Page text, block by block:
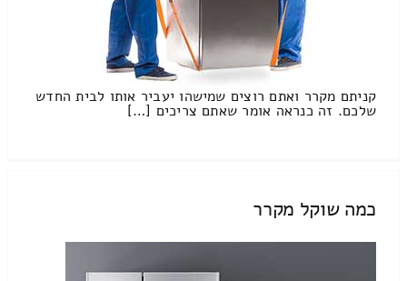
קניתם מקרר ואתם רוצים שמישהו יעביר אותו לבית החדש
שלכם. זה כנראה אומר שאתם צריכים […]
כמה שוקל מקרר